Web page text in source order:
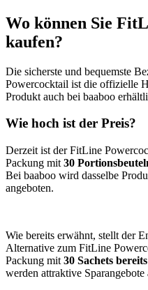
Wo können Sie
kaufen?
Die sicherste und bequemste
Powercocktail ist die offizielle
Produkt auch bei baaboo
Wie hoch ist der Preis?
Derzeit ist der FitLine
Packung mit 30
Bei baaboo wird dasselbe
angeboten.
Wie bereits erwähnt, stellt der
Alternative zum FitLine
Packung mit 30 Sachets
werden attraktive Sparangebote